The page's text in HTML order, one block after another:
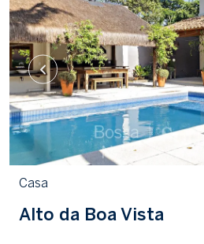
Casa
Alto da Boa Vista